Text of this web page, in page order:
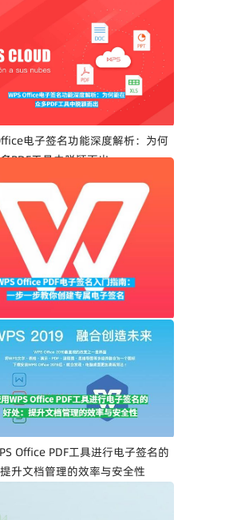
电子签名功能深度解析：为何
PDF工具中脱颖而出
PDF电子签名入门指南：一步
你创建专属电子签名
Office PDF工具进行电子签名的
升文档管理的效率与安全性